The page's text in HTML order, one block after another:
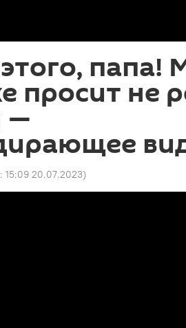
просит не
—
15:09 20.07.2023)